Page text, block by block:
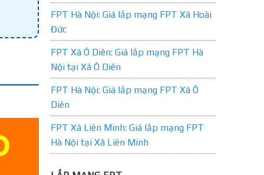
FPT Hà Nội: Giá lắp mạng FPT Xã Hoài
Đức
FPT Xã Ô Diên: Giá lắp mạng FPT Hà
Nội tại Xã Ô Diên
FPT Hà Nội: Giá lắp mạng FPT Xã Ô
Diên
FPT Xã Liên Minh: Giá lắp mạng FPT
Hà Nội tại Xã Liên Minh